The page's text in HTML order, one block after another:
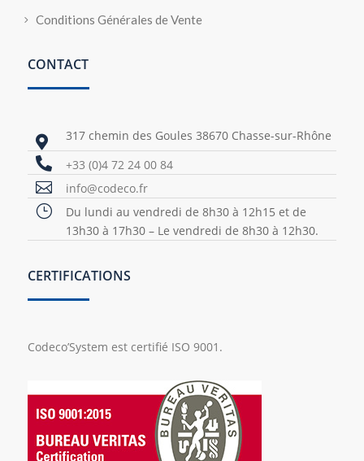
Conditions Générales de Vente
CONTACT
 317 chemin des Goules 38670 Chasse-sur-Rhône
 +33 (0)4 72 24 00 84
 info@codeco.fr
}
Du lundi au vendredi de 8h30 à 12h15 et de
13h30 à 17h30 – Le vendredi de 8h30 à 12h30.
CERTIFICATIONS
Codeco’System est certifié ISO 9001.